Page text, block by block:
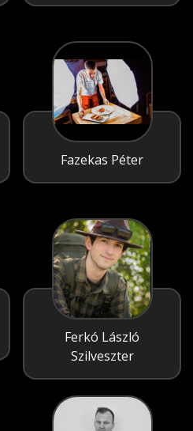
Fazekas Péter
Ferkó László
Szilveszter